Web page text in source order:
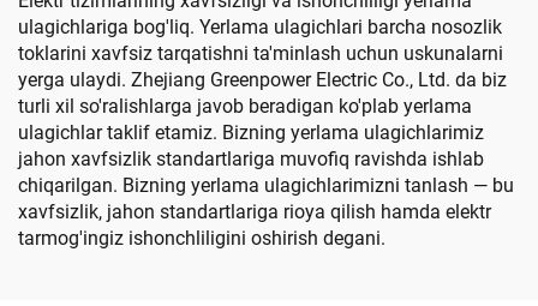
ulagichlariga bog'liq. Yerlama ulagichlari barcha nosozlik
toklarini xavfsiz tarqatishni ta'minlash uchun uskunalarni
yerga ulaydi. Zhejiang Greenpower Electric Co., Ltd. da biz
turli xil so'ralishlarga javob beradigan ko'plab yerlama
ulagichlar taklif etamiz. Bizning yerlama ulagichlarimiz
jahon xavfsizlik standartlariga muvofiq ravishda ishlab
chiqarilgan. Bizning yerlama ulagichlarimizni tanlash — bu
xavfsizlik, jahon standartlariga rioya qilish hamda elektr
tarmog'ingiz ishonchliligini oshirish degani.